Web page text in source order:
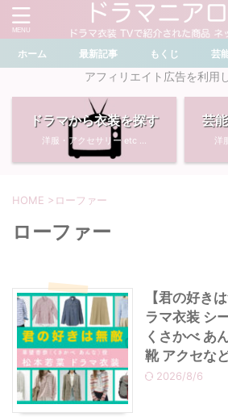
＼ ドラマ・芸能人を検索 ／
おすすめ検索ワード
川口春奈
・石原さとみ
・菜々緒
・多部未華子
・広瀬すず
・あのクズ
・ ラ
・サイ
ホーム 最新記事 もくじ 芸
アフィリエイト広告を利用
ドラマから衣装を探す
洋服・アクセサリー etc ...
芸
洋
HOME > ローファー
ローファー
【君の好き
ラマ衣装 シ
くさかべ あ
靴 アクセな
2026/8/6